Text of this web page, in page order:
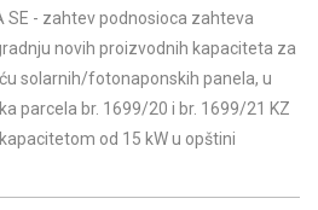
SE - zahtev podnosioca zahteva
novih proizvodnih kapaciteta za
solarnih/fotonaponskih panela, u
parcela br. 1699/20 i br. 1699/21 KZ
od 15 kW u opštini